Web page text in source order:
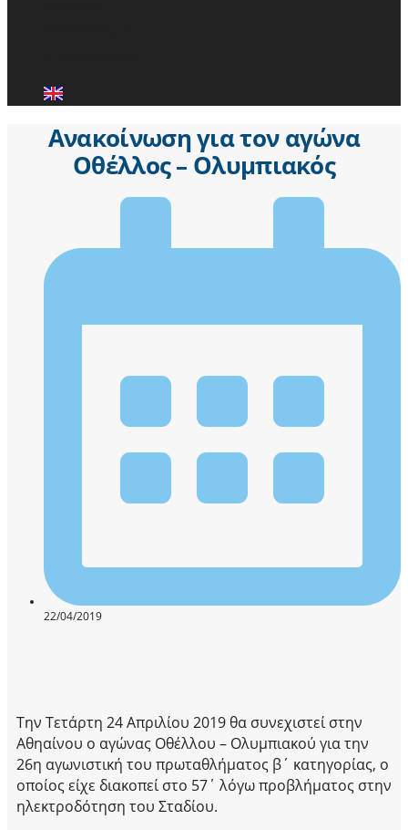
Ανακοίνωση για τον αγώνα
Οθέλλος – Ολυμπιακός
22/04/2019
Την Τετάρτη 24 Απριλίου 2019 θα συνεχιστεί στην
Αθηαίνου ο αγώνας Οθέλλου – Ολυμπιακού για την
26η αγωνιστική του πρωταθλήματος β΄ κατηγορίας, ο
οποίος είχε διακοπεί στο 57΄ λόγω προβλήματος στην
ηλεκτροδότηση του Σταδίου.